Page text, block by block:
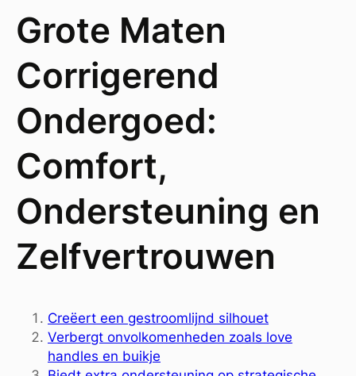
Grote Maten
Corrigerend
Ondergoed:
Comfort,
Ondersteuning en
Zelfvertrouwen
Creëert een gestroomlijnd silhouet
Verbergt onvolkomenheden zoals love
handles en buikje